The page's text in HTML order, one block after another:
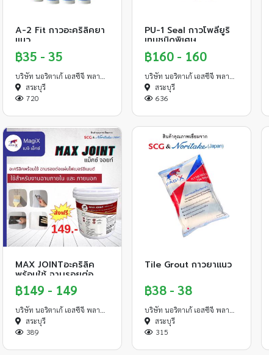
A-2 Fit กาวอะคริลิคยา
แนว
฿35 - 35
สระบุรี
720
PU-1 Seal กาวโพลียูริ
เทนชนิดพิเศษ
฿160 - 160
สระบุรี
636
MAX JOINTอะคริลิค
พร้อมใช้ ฉาบรอยต่อ
แผ่นไฟเบอร์ซีเมนต์
฿149 - 149
บริษัท นอริตาเก้ เอสซีจี พลาสเตอร์ จำกัด
สระบุรี
389
Tile Grout กาวยาแนว
฿38 - 38
บริษัท นอริตาเก้ เอสซีจี พลาสเตอร์ จำกัด
สระบุรี
315